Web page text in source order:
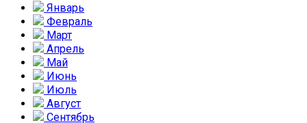
Январь
Февраль
Март
Апрель
Май
Июнь
Июль
Август
Сентябрь